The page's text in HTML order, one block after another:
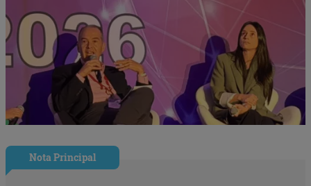
Nota Principal